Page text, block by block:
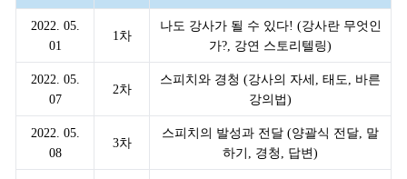
2022. 05.
01
1차
나도 강사가 될 수 있다! (강사란 무엇인
가?, 강연 스토리텔링)
2022. 05.
07
2차
스피치와 경청 (강사의 자세, 태도, 바른
강의법)
2022. 05.
08
3차
스피치의 발성과 전달 (양괄식 전달, 말
하기, 경청, 답변)